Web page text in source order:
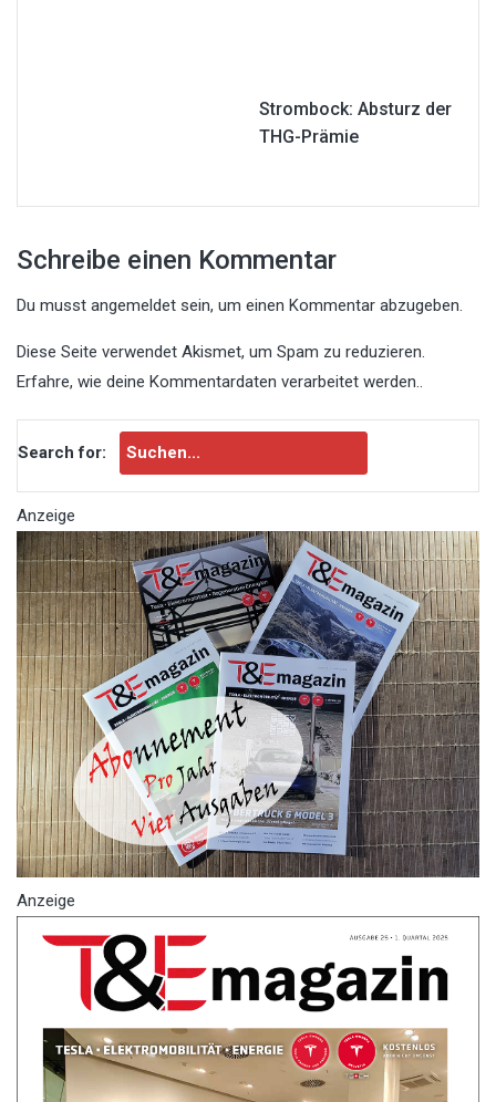
Strombock: Absturz der
THG-Prämie
Schreibe einen Kommentar
Du musst angemeldet sein, um einen Kommentar abzugeben.
Diese Seite verwendet Akismet, um Spam zu reduzieren.
Erfahre, wie deine Kommentardaten verarbeitet werden..
Search for:
Anzeige
Anzeige